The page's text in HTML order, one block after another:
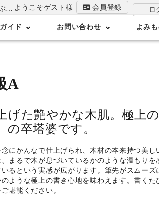
ようこそゲスト様 会員登録 ロ
イド お問い合わせ よみ
A
げた艶やかな木肌。極上
の卒塔婆です。
にかんなで仕上げられ、木材の本来持つ美し
まるで木が息づいているかのような温もりを
るという実感が広がります。筆先がスムーズ
ような極上の書き心地を味わえます。書くた
堪能ください。